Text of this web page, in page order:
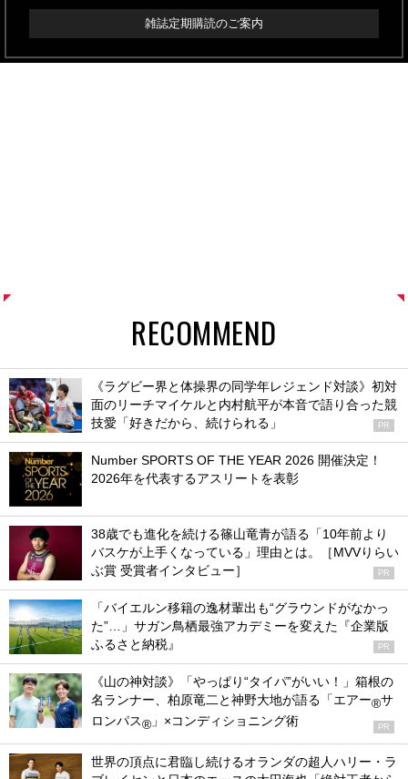
雑誌定期購読のご案内
RECOMMEND
《ラグビー界と体操界の同学年レジェンド対談》初対
面のリーチマイケルと内村航平が本音で語り合った競
技愛「好きだから、続けられる」
PR
Number SPORTS OF THE YEAR 2026 開催決定！
2026年を代表するアスリートを表彰
38歳でも進化を続ける篠山竜青が語る「10年前より
バスケが上手くなっている」理由とは。［MVVりらい
ぶ賞 受賞者インタビュー］
PR
「バイエルン移籍の逸材輩出も“グラウンドがなかっ
た”…」サガン鳥栖最強アカデミーを変えた『企業版
ふるさと納税』
PR
《山の神対談》「やっぱり“タイパ”がいい！」箱根の
名ランナー、柏原竜二と神野大地が語る「エアー®サ
ロンパス® 」×コンディショニング術 PR
世界の頂点に君臨し続けるオランダの超人ハリー・ラ